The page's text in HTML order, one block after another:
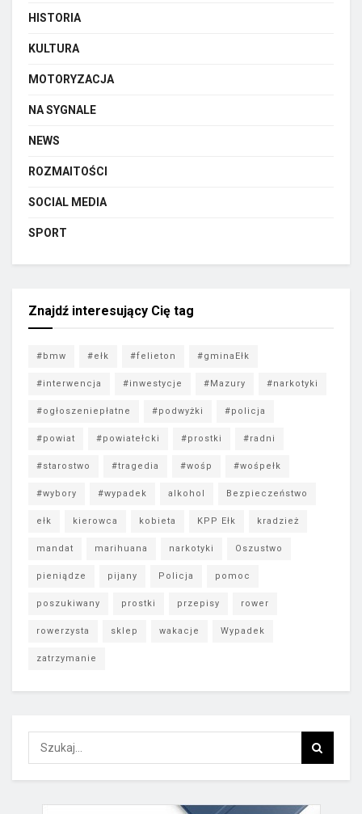
HISTORIA
KULTURA
MOTORYZACJA
NA SYGNALE
NEWS
ROZMAITOŚCI
SOCIAL MEDIA
SPORT
Znajdź interesujący Cię tag
#bmw #ełk #felieton #gminaEłk
#interwencja #inwestycje #Mazury #narkotyki
#ogłoszeniepłatne #podwyżki #policja
#powiat #powiatełcki #prostki #radni
#starostwo #tragedia #wośp #wośpełk
#wybory #wypadek alkohol Bezpieczeństwo
ełk kierowca kobieta KPP Ełk kradzież
mandat marihuana narkotyki Oszustwo
pieniądze pijany Policja pomoc
poszukiwany prostki przepisy rower
rowerzysta sklep wakacje Wypadek
zatrzymanie